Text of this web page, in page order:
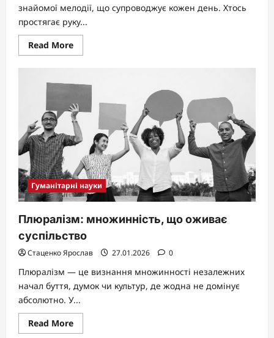
знайомої мелодії, що супроводжує кожен день. Хтось
простягає руку...
Read MoreRead
more
«будь
окремо,
разом
чи
через
дефіс?
Гуманітарні науки
Плюралізм: множинність, що оживає
суспільство
Стаценко Ярослав 27.01.2026 0
Плюралізм — це визнання множинності незалежних
начал буття, думок чи культур, де жодна не домінує
абсолютно. У...
Read MoreRead
more